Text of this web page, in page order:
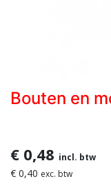
Bouten en
€ 0,48 incl. btw
€ 0,40 exc. btw